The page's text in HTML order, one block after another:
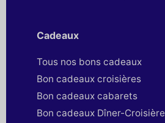
Cadeaux
Tous nos bons cadeaux
Bon cadeaux croisières
Bon cadeaux cabarets
Bon cadeaux Dîner-Croisière